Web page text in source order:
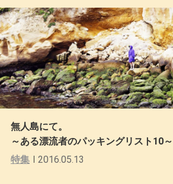
無人島にて。
～ある漂流者のパッキングリスト10～
特集
2016.05.13